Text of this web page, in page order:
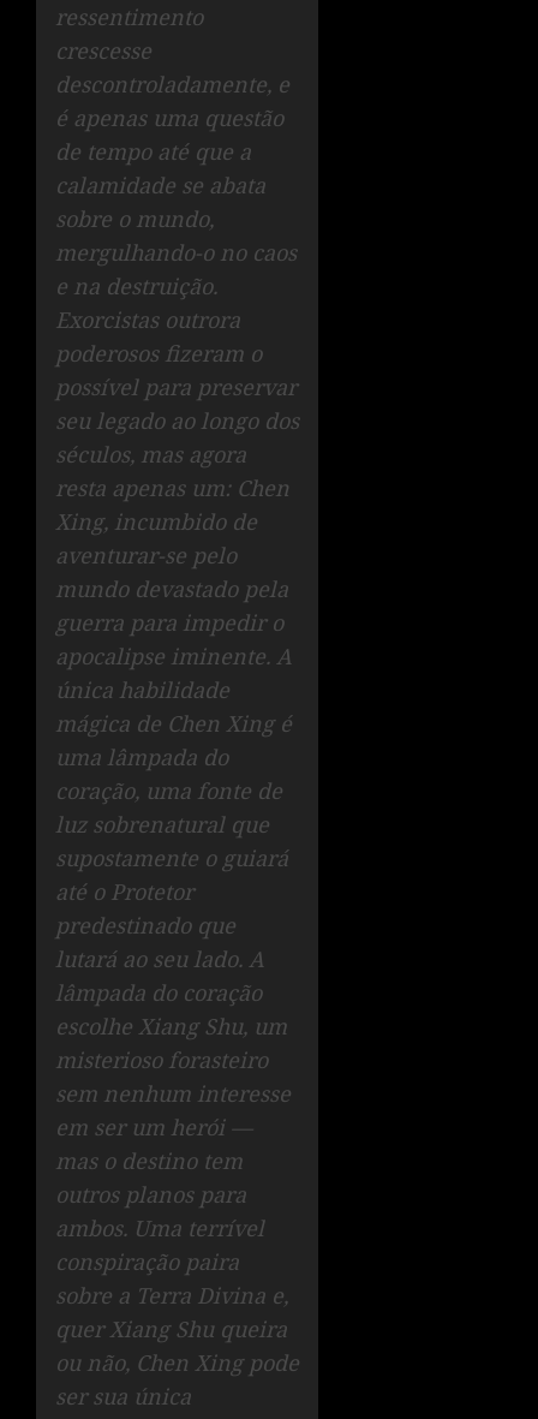
ressentimento
crescesse
descontroladamente, e
é apenas uma questão
de tempo até que a
calamidade se abata
sobre o mundo,
mergulhando-o no caos
e na destruição.
Exorcistas outrora
poderosos fizeram o
possível para preservar
seu legado ao longo dos
séculos, mas agora
resta apenas um: Chen
Xing, incumbido de
aventurar-se pelo
mundo devastado pela
guerra para impedir o
apocalipse iminente. A
única habilidade
mágica de Chen Xing é
uma lâmpada do
coração, uma fonte de
luz sobrenatural que
supostamente o guiará
até o Protetor
predestinado que
lutará ao seu lado. A
lâmpada do coração
escolhe Xiang Shu, um
misterioso forasteiro
sem nenhum interesse
em ser um herói —
mas o destino tem
outros planos para
ambos. Uma terrível
conspiração paira
sobre a Terra Divina e,
quer Xiang Shu queira
ou não, Chen Xing pode
ser sua única